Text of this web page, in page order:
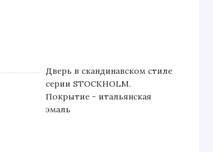
Дверь в скандинавском стиле
серии STOCKHOLM.
Покрытие - итальянская
эмаль